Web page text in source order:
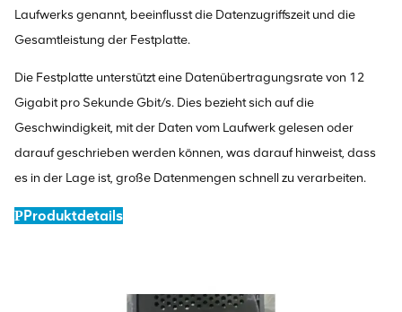
Laufwerks genannt, beeinflusst die Datenzugriffszeit und die
Gesamtleistung der Festplatte.
Die Festplatte unterstützt eine Datenübertragungsrate von 12
Gigabit pro Sekunde Gbit/s. Dies bezieht sich auf die
Geschwindigkeit, mit der Daten vom Laufwerk gelesen oder
darauf geschrieben werden können, was darauf hinweist, dass
es in der Lage ist, große Datenmengen schnell zu verarbeiten.
PProduktdetails